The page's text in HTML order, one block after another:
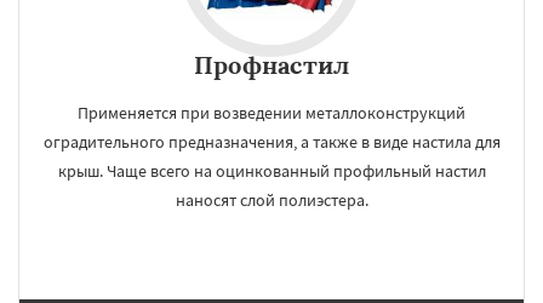
Профнастил
Применяется при возведении металлоконструкций
оградительного предназначения, а также в виде настила для
крыш. Чаще всего на оцинкованный профильный настил
наносят слой полиэстера.